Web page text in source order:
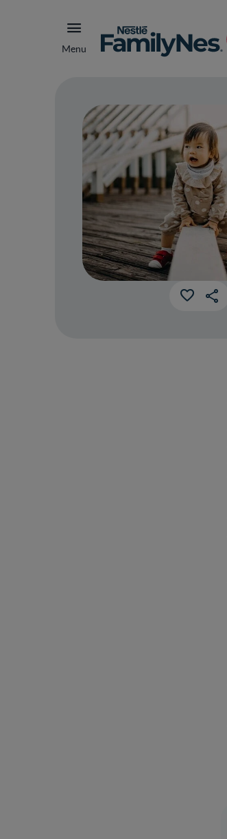
Menu